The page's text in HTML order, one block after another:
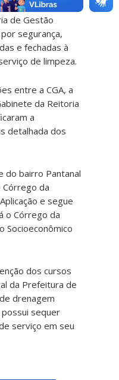
durante
de Gestão
por segurança,
e fechadas à
de limpeza.
entre a CGA, a
da Reitoria
a
detalhada dos
do bairro Pantanal
da
e segue
o Córrego da
Socioeconômico
dos cursos
da Prefeitura de
drenagem
possui sequer
serviço em seu